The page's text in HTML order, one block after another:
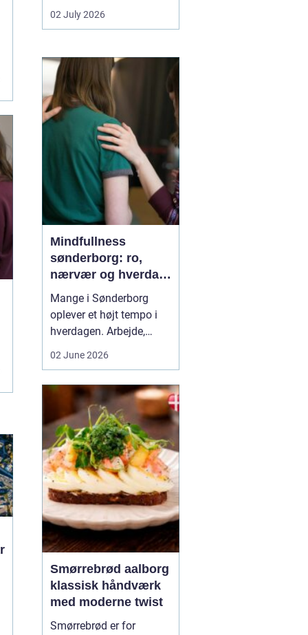
sikkerhed, kvalitet og
driftssikkerhed er
kurserkan teknikere,
svejsere, tilsynsførende
og ingeniører dokumen...
02 July 2026
Mindfullness
sønderborg: ro,
nærvær og hverdag
med mindre stress
Mange i Sønderborg
oplever et højt tempo i
hverdagen. Arbejde,
kan sætte nervesystemet
på overarbejde. Herkan
min...
02 June 2026
Smørrebrød aalborg
klassisk håndværk
med moderne twist
Smørrebrød er for